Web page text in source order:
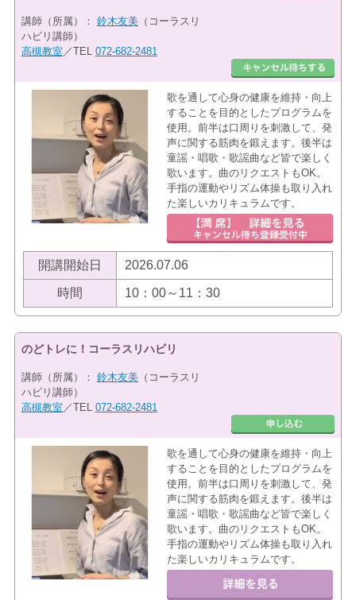
講師（所属）： 鈴木友美（コーラスリ
ハビリ講師）
高槻教室 ／TEL 072-682-2481
歌を通して心身の健康を維持・向上
することを目的としたプログラムを
使用。前半は口周りを刺激して、発
声に関する筋肉を鍛えます。後半は
童謡・唱歌・歌謡曲など皆で楽しく
歌います。曲のリクエストもOK。
手指の運動やリズム体操も取り入れ
た楽しいカリキュラムです。
開講開始日 2026.07.06
時間 10：00～11：30
のどトレに！コーラスリハビリ
講師（所属）： 鈴木友美（コーラスリ
ハビリ講師）
高槻教室 ／TEL 072-682-2481
歌を通して心身の健康を維持・向上
することを目的としたプログラムを
使用。前半は口周りを刺激して、発
声に関する筋肉を鍛えます。後半は
童謡・唱歌・歌謡曲など皆で楽しく
歌います。曲のリクエストもOK。
手指の運動やリズム体操も取り入れ
た楽しいカリキュラムです。